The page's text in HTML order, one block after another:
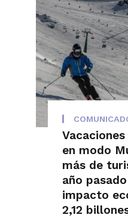
en modo
más de
año
impacto
2,12